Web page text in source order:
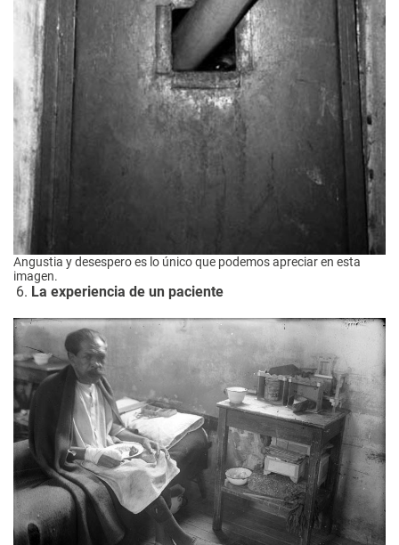
Angustia y desespero es lo único que podemos apreciar en esta
imagen.
La experiencia de un paciente